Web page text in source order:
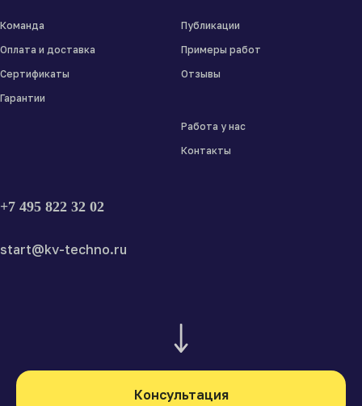
Команда
Оплата и доставка
Сертификаты
Гарантии
Публикации
Примеры работ
Отзывы
Работа у нас
Контакты
+7 495 822 32 02
start@kv-techno.ru
Консультация